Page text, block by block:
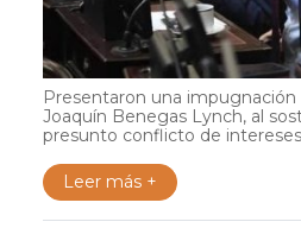
Presentaron una
Joaquín Benegas Lynch, al
presunto conflicto de
Leer más +